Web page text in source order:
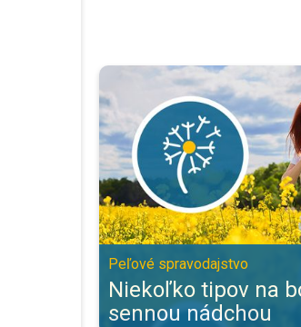
Niekoľko tipov na boj so
Peľové spravodajstvo
Niekoľko tipov na
sennou nádchou